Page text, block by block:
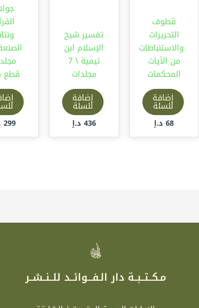
قطوف
التحريرات
والاستنباطات
من الآيات
المحكمات
إضافة
للسلة
68 د.إ
تفسير شيخ
الإسلام ابن
تيمية \ 7
مجلدات
إضافة
للسلة
436 د.إ
قطع
299
مـكــتــبــة دار الـفـــوائــد للــنــشــر